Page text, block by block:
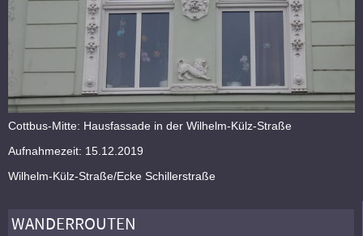
Cottbus-Mitte: Hausfassade in der Wilhelm-Külz-Straße
Aufnahmezeit: 15.12.2019
Wilhelm-Külz-Straße/Ecke Schillerstraße
WANDERROUTEN